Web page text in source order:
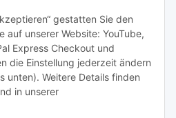
gestatten Sie den
auf unserer Website: YouTube,
Express Checkout und
die Einstellung jederzeit ändern
unten). Weitere Details finden
in unserer
widerrufen